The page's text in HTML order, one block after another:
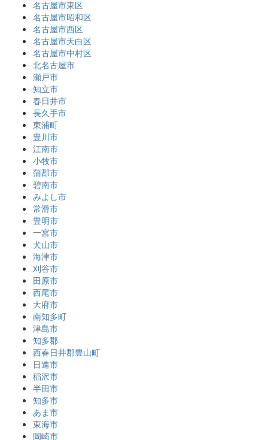
名古屋市東区
名古屋市昭和区
名古屋市西区
名古屋市天白区
名古屋市中村区
北名古屋市
瀬戸市
知立市
春日井市
長久手市
東浦町
豊川市
江南市
小牧市
蒲郡市
碧南市
みよし市
常滑市
豊明市
一宮市
犬山市
海津市
刈谷市
田原市
西尾市
大府市
南知多町
津島市
知多郡
西春日井郡豊山町
日進市
稲沢市
半田市
知多市
あま市
東海市
岡崎市